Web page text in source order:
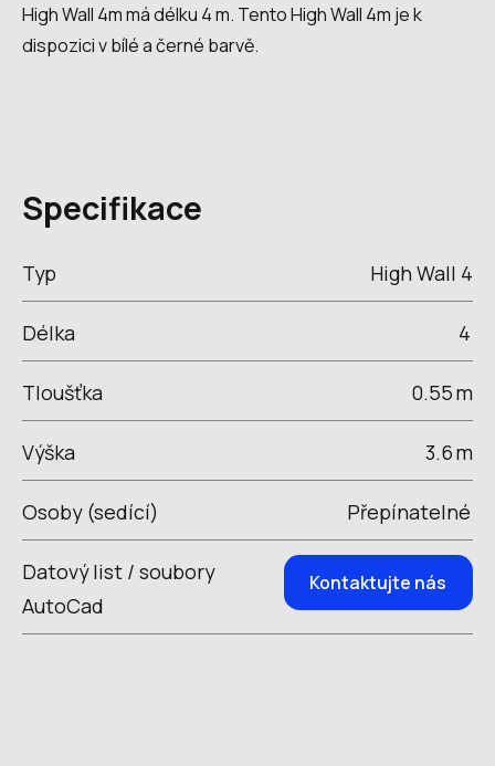
Specifikace
Typ High Wall 4
Délka 4
Tloušťka 0.55m
Výška 3.6m
Osoby (sedící) Přepínatelné
Datový list / soubory
AutoCad
Kontaktujte nás
High Wall 4m má délku 4 m. Tento High Wall 4m je k
dispozici v bílé a černé barvě.